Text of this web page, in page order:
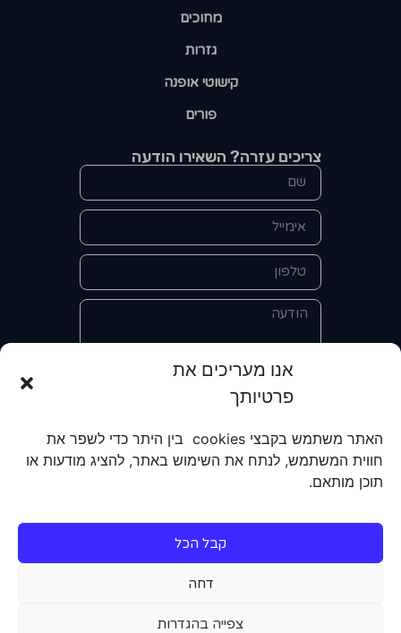
אנו מעריכים את
פרטיותך
האתר משתמש בקבצי cookies בין היתר כדי לשפר את
חווית המשתמש, לנתח את השימוש באתר, להציג מודעות או
תוכן מותאם.
קבל הכל
דחה
צפייה בהגדרות
מחוכים
גזרות
קישוטי אופנה
פורים
צריכים עזרה? השאירו הודעה
אני מאשר/ת את מסירת הפרטים
קבלת מידע על מוצרים, שירותים, מועדון
לקוחות. אני מודע/ת שאוכל לבטל את
הרישום שלי בכל עת ושעל מסירת הפרטים